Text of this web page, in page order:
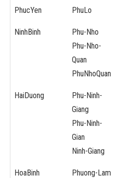
PhucYen PhuLo
NinhBinh
Phu-Nho
Phu-Nho-
Quan
PhuNhoQuan
HaiDuong
Phu-Ninh-
Giang
Phu-Ninh-
Gian
Ninh-Giang
HoaBinh Phuong-Lam